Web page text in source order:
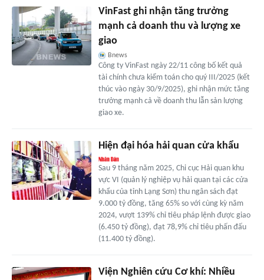
VinFast ghi nhận tăng trưởng
mạnh cả doanh thu và lượng xe
giao
Bnews
Công ty VinFast ngày 22/11 công bố kết quả
tài chính chưa kiểm toán cho quý III/2025 (kết
thúc vào ngày 30/9/2025), ghi nhận mức tăng
trưởng mạnh cả về doanh thu lẫn sản lượng
giao xe.
Hiện đại hóa hải quan cửa khẩu
Sau 9 tháng năm 2025, Chi cục Hải quan khu
vực VI (quản lý nghiệp vụ hải quan tại các cửa
khẩu của tỉnh Lạng Sơn) thu ngân sách đạt
9.000 tỷ đồng, tăng 65% so với cùng kỳ năm
2024, vượt 139% chỉ tiêu pháp lệnh được giao
(6.450 tỷ đồng), đạt 78,9% chỉ tiêu phấn đấu
(11.400 tỷ đồng).
Viện Nghiên cứu Cơ khí: Nhiều